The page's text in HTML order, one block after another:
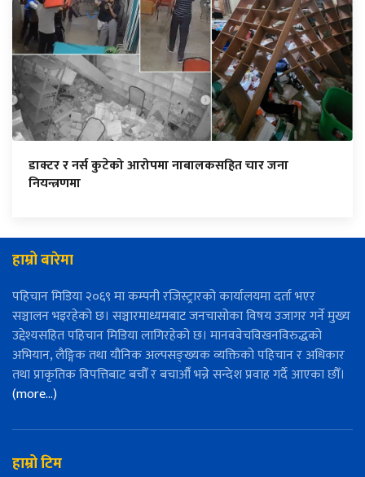
डाक्टर र नर्स कुटेको आरोपमा नाबालकसहित चार जना
नियन्त्रणमा
हाम्रो बारेमा
पहिचान मिडिया २०६९ मा कम्पनी रजिस्ट्रारको कार्यालयमा दर्ता भएर
सञ्चालन भइरहेको छ। सञ्चारमाध्यमबाट जनचासोका विषय उजागर गर्ने मुख्य
उद्देश्यसहित पहिचान मिडिया लागिरहेको छ। मानववेचविखनविरुद्धको
अभियान, लैङ्गिक तथा यौनिक अल्पसङ्ख्यक व्यक्तिको पहिचान र अधिकार
तथा प्राकृतिक विपत्तिबाट बचौँ र बचाऔँ भन्ने सन्देश प्रवाह गर्दै आएका छौँ।
(more…)
हाम्रो टिम